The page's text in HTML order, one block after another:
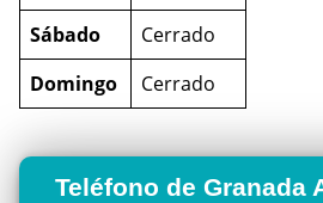
Sábado
Cerrado
Domingo
Cerrado
Teléfono de Granada